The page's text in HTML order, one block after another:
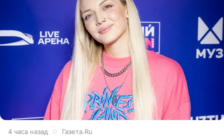
4 часа назад Газета.Ru